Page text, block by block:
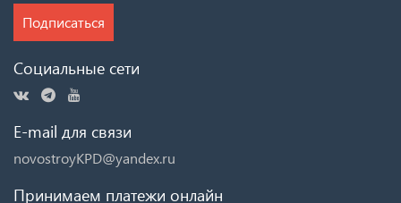
Подписаться
Социальные сети
E-mail для связи
novostroyKPD@yandex.ru
Принимаем платежи онлайн